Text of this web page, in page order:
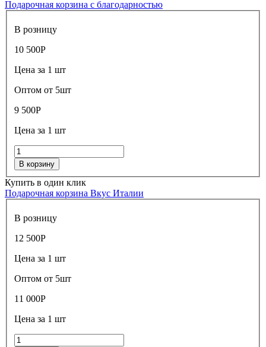
Подарочная корзина с благодарностью
В розницу
10 500Р
Цена за 1 шт
Оптом от 5шт
9 500Р
Цена за 1 шт
В корзину
Купить в один клик
Подарочная корзина Вкус Италии
В розницу
12 500Р
Цена за 1 шт
Оптом от 5шт
11 000Р
Цена за 1 шт